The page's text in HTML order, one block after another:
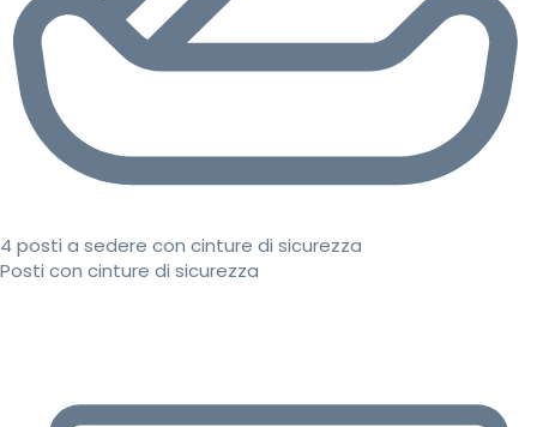
4 posti a sedere con cinture di sicurezza
Posti con cinture di sicurezza